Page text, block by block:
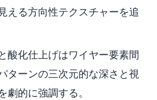
える方向性テクスチャーを追
酸化仕上げはワイヤー要素間
ターンの三次元的な深さと視
劇的に強調する。